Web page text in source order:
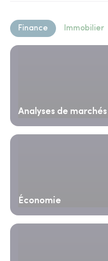
Finance Immobilier
Analyses de marchés
Économie